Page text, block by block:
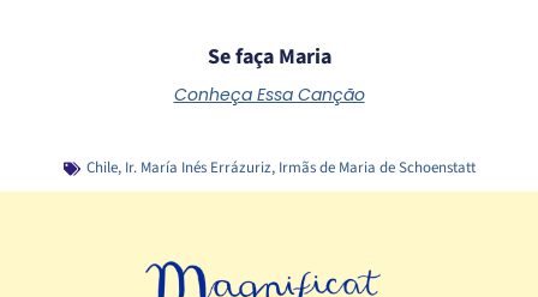
Se faça Maria
Conheça Essa Canção
Chile, Ir. María Inés Errázuriz, Irmãs de Maria de Schoenstatt